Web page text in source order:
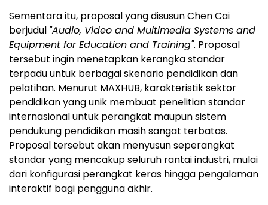
Sementara itu, proposal yang disusun Chen Cai
berjudul "Audio, Video and Multimedia Systems and
Equipment for Education and Training". Proposal
tersebut ingin menetapkan kerangka standar
terpadu untuk berbagai skenario pendidikan dan
pelatihan. Menurut MAXHUB, karakteristik sektor
pendidikan yang unik membuat penelitian standar
internasional untuk perangkat maupun sistem
pendukung pendidikan masih sangat terbatas.
Proposal tersebut akan menyusun seperangkat
standar yang mencakup seluruh rantai industri, mulai
dari konfigurasi perangkat keras hingga pengalaman
interaktif bagi pengguna akhir.